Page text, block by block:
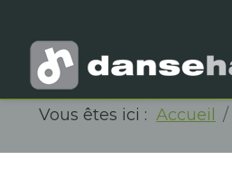
Vous êtes ici : Accueil